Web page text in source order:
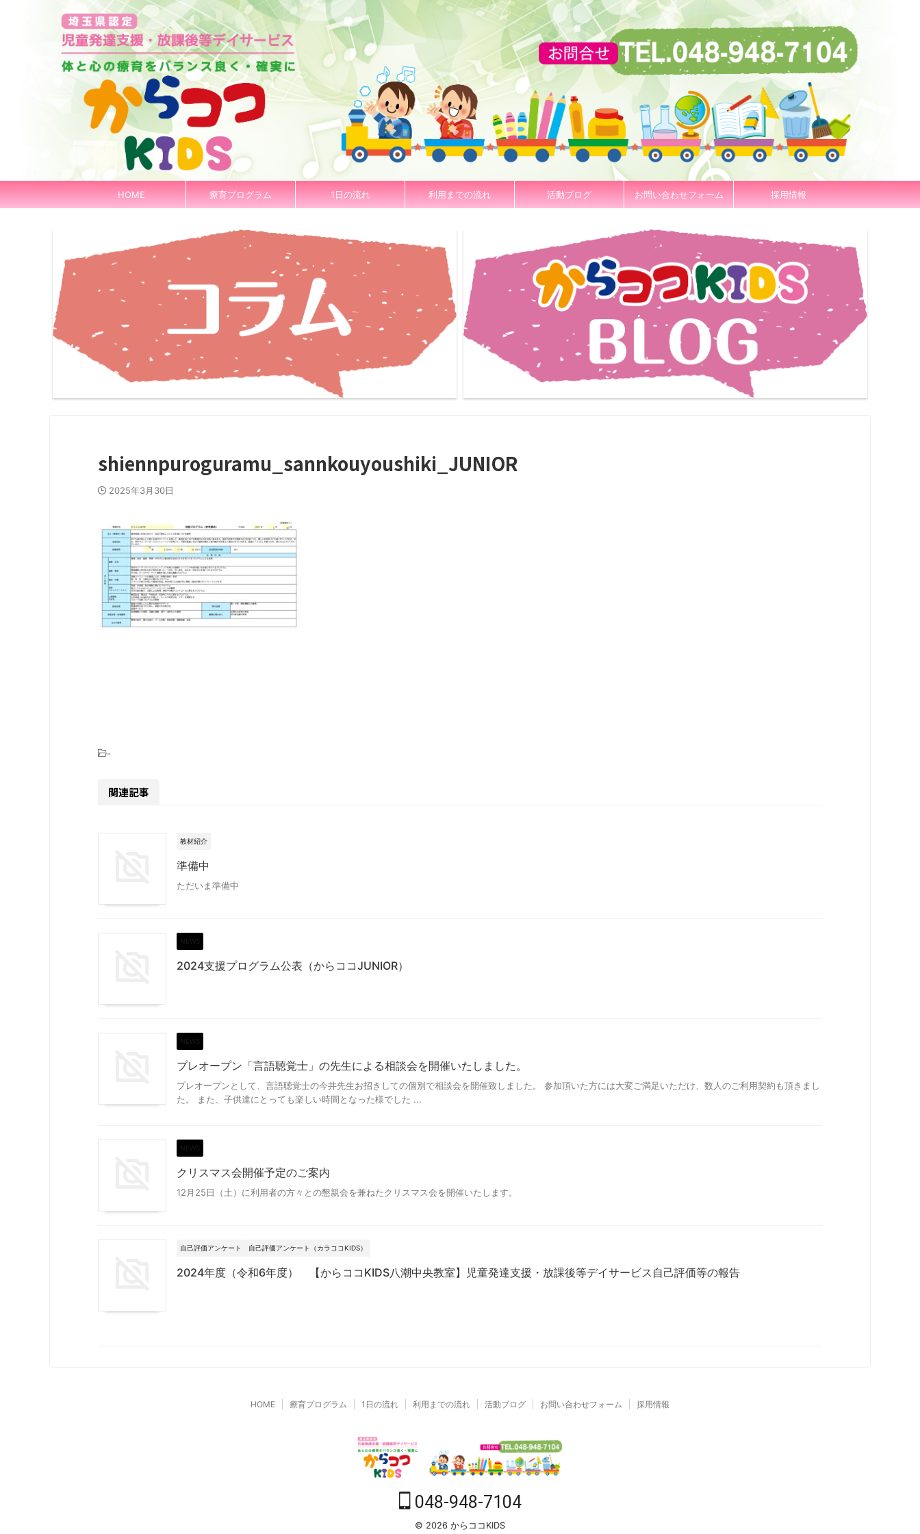
HOME 療育プログラム 1日の流れ 利用までの流れ 活動ブログ お問い合わせフォーム 採用情報
shiennpuroguramu_sannkouyoushiki_JUNIOR
2025年3月30日
-
関連記事
教材紹介
準備中
ただいま準備中
NEWS
2024支援プログラム公表（からココJUNIOR）
NEWS
プレオープン「言語聴覚士」の先生による相談会を開催いたしました。
プレオープンとして、言語聴覚士の今井先生お招きしての個別で相談会を開催致しました。 参加頂いた方には大変ご満足いただけ、数人のご利用契約も頂きまし
た。 また、子供達にとっても楽しい時間となった様でした ...
NEWS
クリスマス会開催予定のご案内
12月25日（土）に利用者の方々との懇親会を兼ねたクリスマス会を開催いたします。
自己評価アンケート 自己評価アンケート（カラココKIDS）
2024年度（令和6年度） 【からココKIDS八潮中央教室】児童発達支援・放課後等デイサービス自己評価等の報告
HOME 療育プログラム 1日の流れ 利用までの流れ 活動ブログ お問い合わせフォーム 採用情報
048-948-7104
© 2026 からココKIDS